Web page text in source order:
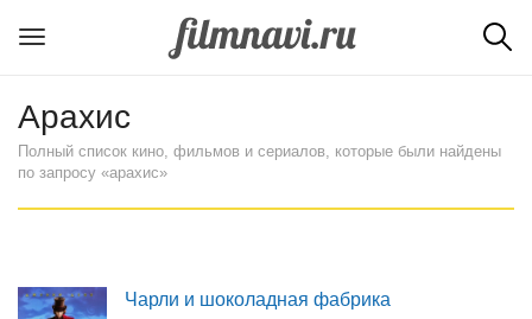
Арахис
Полный список кино, фильмов и сериалов, которые были найдены
по запросу «арахис»
Чарли и шоколадная фабрика